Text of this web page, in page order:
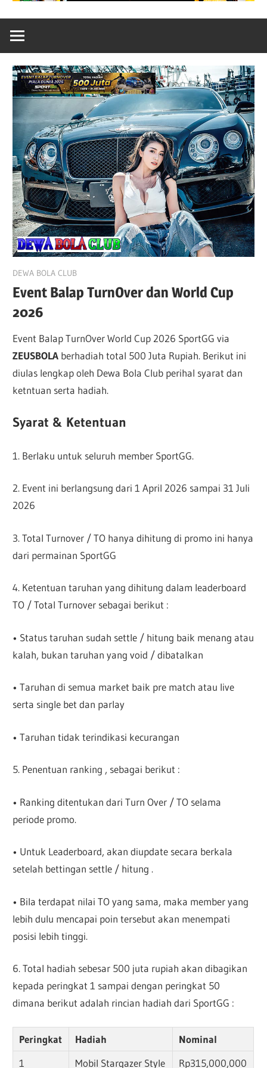
May 3, 2026
DEWA BOLA CLUB
Event Balap TurnOver dan World Cup
2026
Event Balap TurnOver World Cup 2026 SportGG via
ZEUSBOLA berhadiah total 500 Juta Rupiah. Berikut ini
diulas lengkap oleh Dewa Bola Club perihal syarat dan
ketntuan serta hadiah.
Syarat & Ketentuan
1. Berlaku untuk seluruh member SportGG.
2. Event ini berlangsung dari 1 April 2026 sampai 31 Juli
2026
3. Total Turnover / TO hanya dihitung di promo ini hanya
dari permainan SportGG
4. Ketentuan taruhan yang dihitung dalam leaderboard
TO / Total Turnover sebagai berikut :
• Status taruhan sudah settle / hitung baik menang atau
kalah, bukan taruhan yang void / dibatalkan
• Taruhan di semua market baik pre match atau live
serta single bet dan parlay
• Taruhan tidak terindikasi kecurangan
5. Penentuan ranking , sebagai berikut :
• Ranking ditentukan dari Turn Over / TO selama
periode promo.
• Untuk Leaderboard, akan diupdate secara berkala
setelah bettingan settle / hitung .
• Bila terdapat nilai TO yang sama, maka member yang
lebih dulu mencapai poin tersebut akan menempati
posisi lebih tinggi.
6. Total hadiah sebesar 500 juta rupiah akan dibagikan
kepada peringkat 1 sampai dengan peringkat 50
dimana berikut adalah rincian hadiah dari SportGG :
Peringkat Hadiah
Nominal
1
Mobil Stargazer Style Rp315,000,000